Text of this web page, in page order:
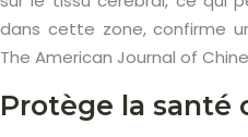
dans cette zone, confirme
The American Journal of
Protège la santé